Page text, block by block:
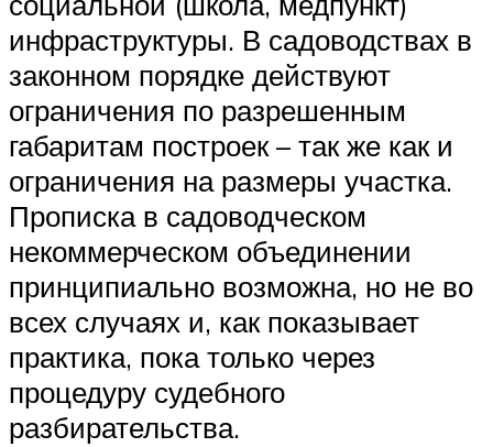
инфраструктуры. В садоводствах в
законном порядке действуют
ограничения по разрешенным
габаритам построек – так же как и
ограничения на размеры участка.
Прописка в садоводческом
некоммерческом объединении
принципиально возможна, но не во
всех случаях и, как показывает
практика, пока только через
процедуру судебного
разбирательства.